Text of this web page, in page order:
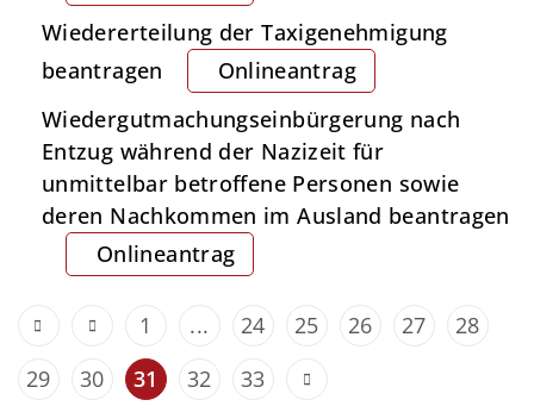
Wiedererteilung der Taxigenehmigung
beantragen
Onlineantrag
Wiedergutmachungseinbürgerung nach
Entzug während der Nazizeit für
unmittelbar betroffene Personen sowie
deren Nachkommen im Ausland beantragen
Onlineantrag
1 ... 24 25 26 27
28
29
30 31 32 33